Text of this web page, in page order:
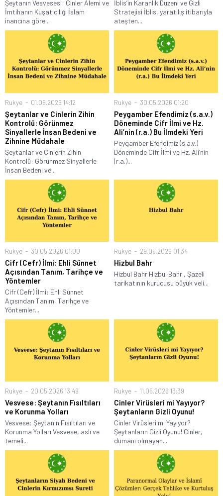
Şeytanın Vesvesesi: Cinler Alemi ve
İmtihanın Kuşatıcılığı İslam
inancına göre...
İblis’in Karanlık Düzeni ve Gizli
Stratejisi İblis, yaratılış itibarıyla
ateşten...
Rukye 01.06.2026 14:12
Şeytanlar ve Cinlerin Zihin
Kontrolü: Görünmez
Sinyallerle İnsan Bedeni ve
Zihnine Müdahale
Şeytanlar ve Cinlerin Zihin
Kontrolü: Görünmez Sinyallerle
İnsan Bedeni ve...
Rukye 30.05.2026 01:20
Peygamber Efendimiz (s.a.v.)
Döneminde Cifr İlmi ve Hz.
Ali’nin (r.a.) Bu İlmdeki Yeri
Peygamber Efendimiz (s.a.v.)
Döneminde Cifr İlmi ve Hz. Ali’nin
(r.a.)...
Rukye 30.05.2026 01:00
Cifr (Cefr) İlmi: Ehli Sünnet
Açısından Tanım, Tarihçe ve
Yöntemler
Cifr (Cefr) İlmi: Ehli Sünnet
Açısından Tanım, Tarihçe ve
Yöntemler...
Rukye 29.05.2026 01:34
Hizbul Bahr
Hizbul Bahr Hizbul Bahr , Şazeli
tarikatının kurucusu büyük veli...
Rukye 20.05.2026 13:49
Vesvese: Şeytanın Fısıltıları
ve Korunma Yolları
Vesvese: Şeytanın Fısıltıları ve
Korunma Yolları Vesvese, aslı ve
temeli...
Rukye 11.05.2026 13:39
Cinler Virüsleri mi Yayıyor?
Şeytanların Gizli Oyunu!
Cinler Virüsleri mi Yayıyor?
Şeytanların Gizli Oyunu! Cinler,
dumanı olmayan...